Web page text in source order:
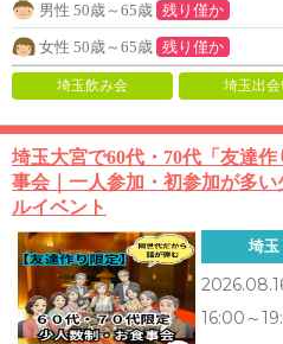
男性 50歳～65歳 残り僅か
女性 50歳～65歳 残り僅か
埼玉飲み会 埼玉出
埼玉大宮で60代・70代「友達
事会｜一人参加・初参加が多
ルイベント
埼玉
16:00～